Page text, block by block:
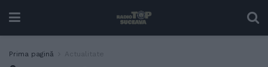
Prima pagină Actualitate